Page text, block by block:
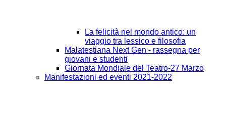
La felicità nel mondo antico: un
viaggio tra lessico e filosofia
Malatestiana Next Gen - rassegna per
giovani e studenti
Giornata Mondiale del Teatro-27 Marzo
Manifestazioni ed eventi 2021-2022